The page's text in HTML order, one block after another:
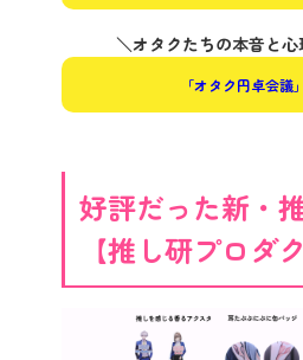
＼オタクたちの本音と
「オタク円卓会議
好評だった新・
【推し研プロダ